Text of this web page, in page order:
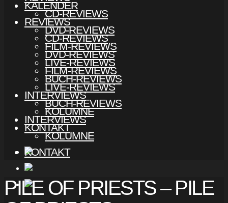
CD-REVIEWS
DVD-REVIEWS
FILM-REVIEWS
LIVE-REVIEWS
BUCH-REVIEWS
INTERVIEWS
KOLUMNE
KONTAKT
KALENDER
REVIEWS
CD-REVIEWS
DVD-REVIEWS
FILM-REVIEWS
LIVE-REVIEWS
BUCH-REVIEWS
INTERVIEWS
KOLUMNE
KONTAKT
PILE OF PRIESTS – PILE